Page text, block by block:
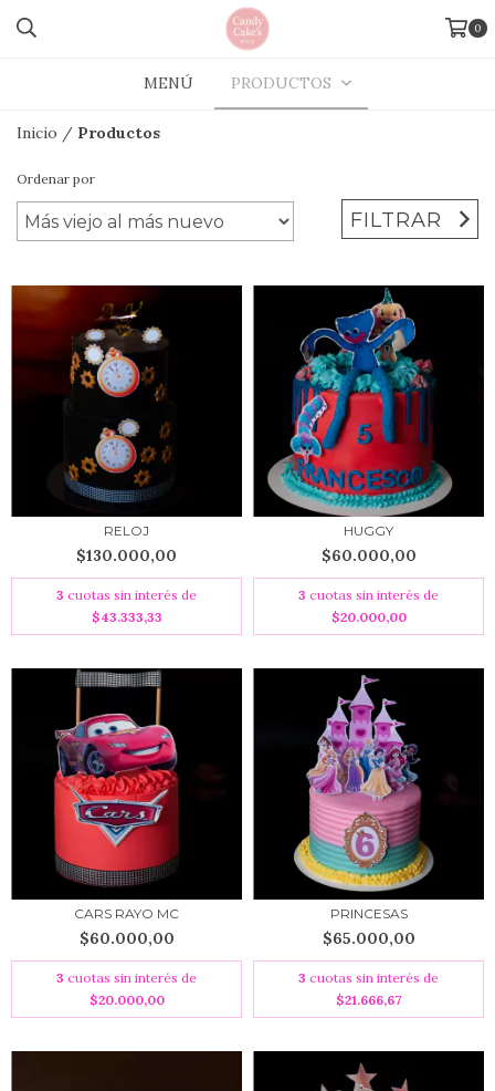
0
MENÚ PRODUCTOS
Inicio / Productos
Ordenar por
FILTRAR
RELOJ
$130.000,00
3 cuotas sin interés de
$43.333,33
HUGGY
$60.000,00
3 cuotas sin interés de
$20.000,00
CARS RAYO MC
$60.000,00
3 cuotas sin interés de
$20.000,00
PRINCESAS
$65.000,00
3 cuotas sin interés de
$21.666,67